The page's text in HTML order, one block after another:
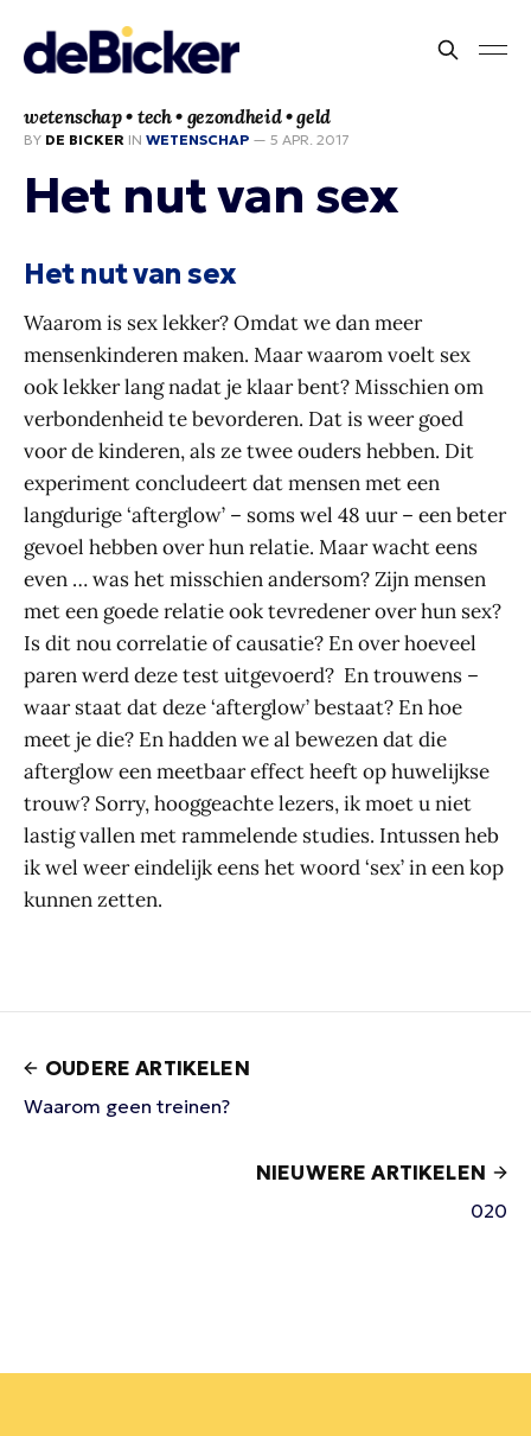
wetenschap • tech • gezondheid • geld
BY DE BICKER IN WETENSCHAP — 5 APR. 2017
Het nut van sex
Het nut van sex
Waarom is sex lekker? Omdat we dan meer
mensenkinderen maken. Maar waarom voelt sex
ook lekker lang nadat je klaar bent? Misschien om
verbondenheid te bevorderen. Dat is weer goed
voor de kinderen, als ze twee ouders hebben. Dit
experiment concludeert dat mensen met een
langdurige ‘afterglow’ – soms wel 48 uur – een beter
gevoel hebben over hun relatie. Maar wacht eens
even … was het misschien andersom? Zijn mensen
met een goede relatie ook tevredener over hun sex?
Is dit nou correlatie of causatie? En over hoeveel
paren werd deze test uitgevoerd? En trouwens –
waar staat dat deze ‘afterglow’ bestaat? En hoe
meet je die? En hadden we al bewezen dat die
afterglow een meetbaar effect heeft op huwelijkse
trouw? Sorry, hooggeachte lezers, ik moet u niet
lastig vallen met rammelende studies. Intussen heb
ik wel weer eindelijk eens het woord ‘sex’ in een kop
kunnen zetten.
OUDERE ARTIKELEN
Waarom geen treinen?
NIEUWERE ARTIKELEN
020